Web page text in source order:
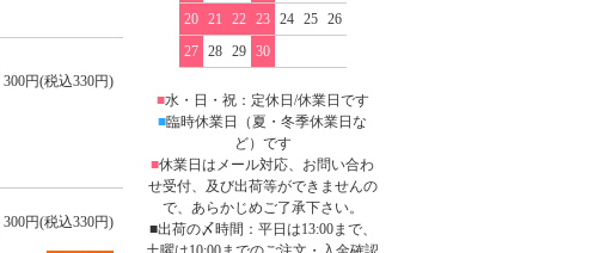
300円(税込330円)
300円(税込330円)
20
21 22 23 24 25
26
27
28 29 30
■水・日・祝：定休日/休業日です
■臨時休業日（夏・冬季休業日な
ど）です
■休業日はメール対応、お問い合わ
せ受付、及び出荷等ができませんの
で、あらかじめご了承下さい。
■出荷の〆時間：平日は13:00まで、